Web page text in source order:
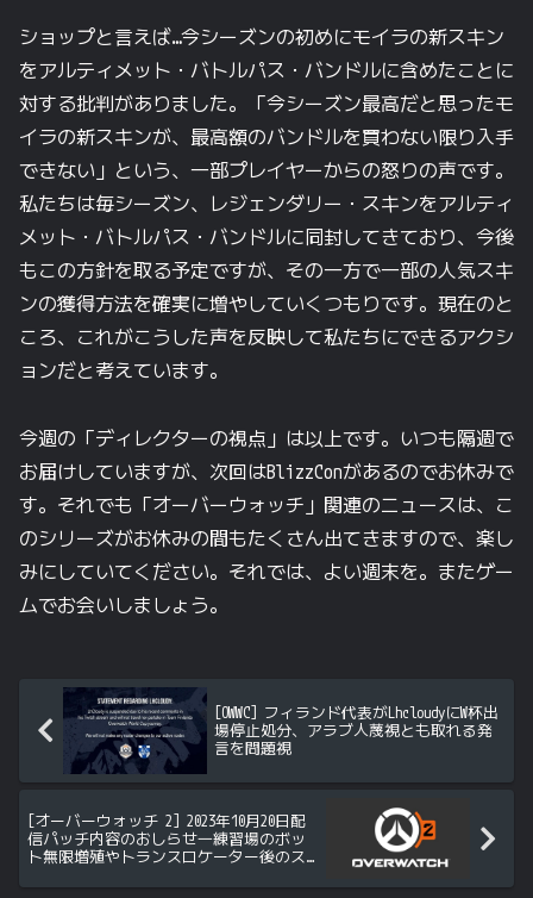
ショップと 言えば…今シーズンの初めにモイラの新スキン
をアルティメット・バトルパス・バンドルに含めたことに
対する批判がありました。 「今シーズン最高だと 思ったモ
イラの新スキンが、 最高額のバンドルを買わない限り入手
できない」と いう、 一部プレイヤーからの怒りの声です。
私たちは毎シーズン、 レジェンダリー・スキンをアルティ
メット・バトルパス・バンドルに同封してきており、 今後
もこの方針を取る予定ですが、 その一方で一部の人気スキ
ンの獲得方法を確実に増やしていくつもりです。 現在のと
ころ、 これがこうした声を反映して私たちにできるアクシ
ョンだと 考えています。
今週の 「ディレクターの視点」は以上です。 いつも隔週で
お届けしていますが、 次回はBlizzConがあるのでお休みで
す。 それでも 「オーバーウォッチ」関連のニュースは、 こ
のシリーズがお休みの間もたくさん出てきますので、 楽し
みにしていてください。 それでは、 よい週末を。 またゲー
ムでお会いしましょう。
[OWWC] フィランド代表がLhcloudyにW杯出
場停止処分、アラブ人蔑視とも取れる発
言を問題視
[オーバーウォッチ 2] 2023年10月20日配
信パッチ内容のおしらせ―練習場のボッ
ト無限増殖やトランスロケーター後のス